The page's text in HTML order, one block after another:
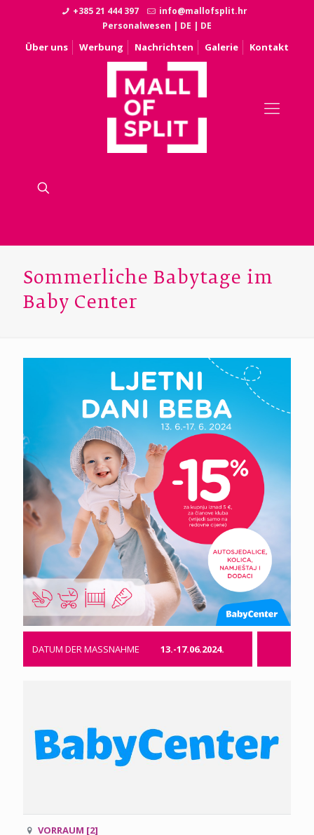
+385 21 444 397
info@mallofsplit.hr
Personalwesen | DE | DE
Über uns Werbung Nachrichten Galerie Kontakt
Sommerliche Babytage im
Baby Center
DATUM DER MASSNAHME 13.-17.06.2024.
VORRAUM [2]